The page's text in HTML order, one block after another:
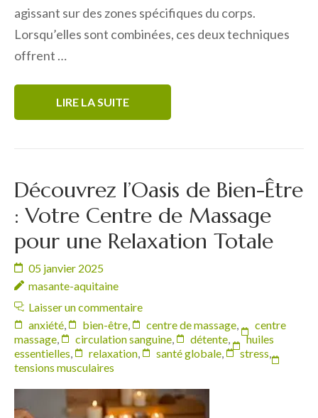
agissant sur des zones spécifiques du corps.
Lorsqu’elles sont combinées, ces deux techniques
offrent …
LIRE LA SUITE
Découvrez l’Oasis de Bien-Être
: Votre Centre de Massage
pour une Relaxation Totale
05 janvier 2025
masante-aquitaine
Laisser un commentaire
anxiété, bien-être, centre de massage,
centre
massage, circulation sanguine, détente,
huiles
essentielles, relaxation, santé globale, stress,
tensions musculaires